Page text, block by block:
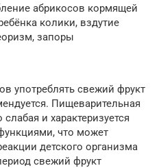
абрикосов кормящей
колики, вздутие
запоры
употреблять свежий фрукт
Пищеварительная
и характеризуется
что может
детского организма
свежий фрукт